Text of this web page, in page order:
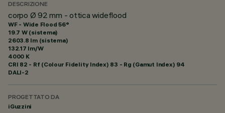
DESCRIZIONE
corpo Ø 92 mm - ottica wideflood
WF - Wide Flood 56°
19.7 W (sistema)
2603.8 lm (sistema)
132.17 lm/W
4000 K
CRI 82 - Rf (Colour Fidelity Index) 83 - Rg (Gamut Index) 94
DALI-2
PROGETTATO DA
iGuzzini